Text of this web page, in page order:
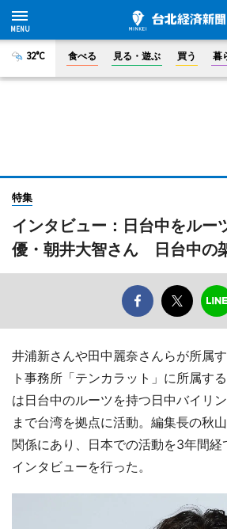
32°C 食べる 見る・遊ぶ 買う 暮
特集
インタビュー：日台中をルー
優・朝井大智さん 日台中の
井浦新さんや田中麗奈さんらが所属
ト事務所「テンカラット」に所属す
は日台中のルーツを持つ日中バイリ
まで台湾を拠点に活動。編集長の秋
関係にあり、日本での活動を3年間
インタビューを行った。